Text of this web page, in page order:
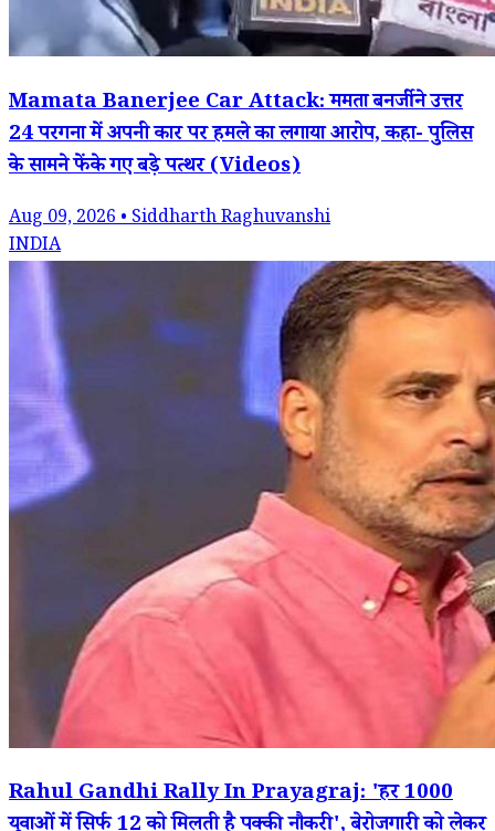
Mamata Banerjee Car Attack: ममता बनर्जी ने उत्तर
24 परगना में अपनी कार पर हमले का लगाया आरोप, कहा- पुलिस
के सामने फेंके गए बड़े पत्थर (Videos)
Aug 09, 2026 • Siddharth Raghuvanshi
INDIA
Rahul Gandhi Rally In Prayagraj: 'हर 1000